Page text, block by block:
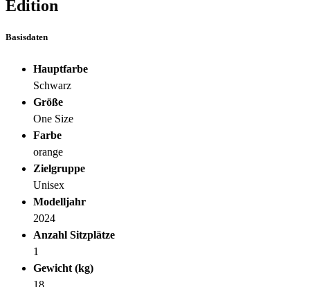
Edition
Basisdaten
Hauptfarbe
Schwarz
Größe
One Size
Farbe
orange
Zielgruppe
Unisex
Modelljahr
2024
Anzahl Sitzplätze
1
Gewicht (kg)